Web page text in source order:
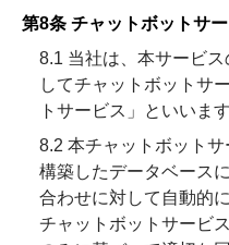
第8条 チャットボットサ
8.1 当社は、本サービ
してチャットボットサ
トサービス」といいま
8.2 本チャットボット
構築したデータベース
合わせに対して自動的
チャットボットサービ